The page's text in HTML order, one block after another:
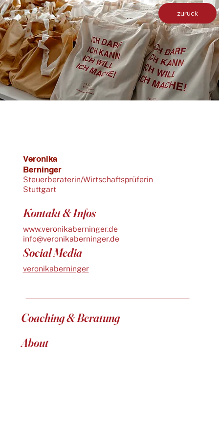
zurück
Veronika
Berninger
Steuerberaterin/Wirtschaftsprüferin
Stuttgart
Kontakt & Infos
www.veronikaberninger.de
info@veronikaberninger.de
Social Media
veronikaberninger
Coaching & Beratung
About